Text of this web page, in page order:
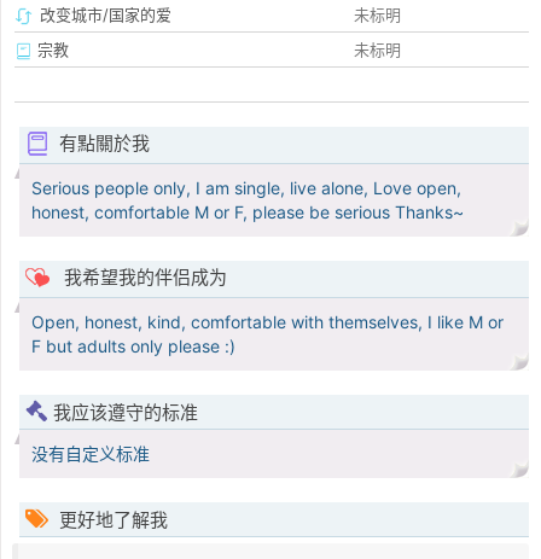
改变城市/国家的爱
未标明
宗教
未标明
有點關於我
Serious people only, I am single, live alone, Love open,
honest, comfortable M or F, please be serious Thanks~
我希望我的伴侣成为
Open, honest, kind, comfortable with themselves, I like M or
F but adults only please :)
我应该遵守的标准
没有自定义标准
更好地了解我